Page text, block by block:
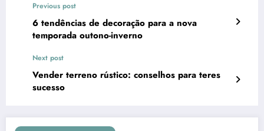
Previous post
6 tendências de decoração para a nova
temporada outono-inverno
Next post
Vender terreno rústico: conselhos para teres
sucesso